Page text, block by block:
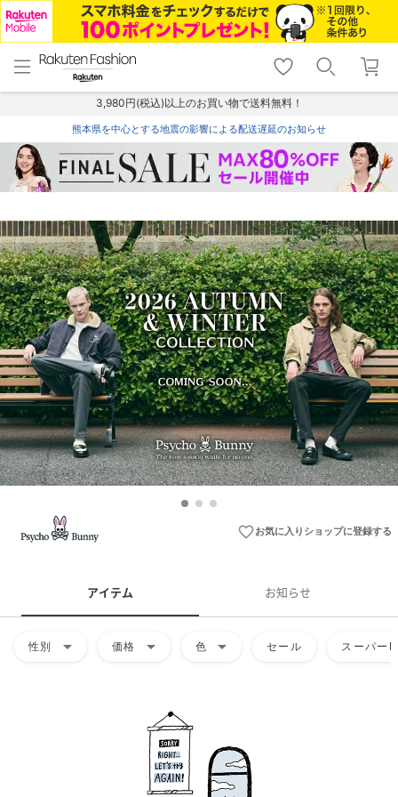
menu home
トップ
shopping_cart lock_outline
ログイン
3,980円(税込)以上のお買い物で送料無料！
熊本県を中心とする地震の影響による配送遅延のお知らせ
favorite_borderお気に入りショップに登録する
アイテム お知らせ
性別 arrow_drop_down 価格 arrow_drop_down 色 arrow_drop_down セール スーパー